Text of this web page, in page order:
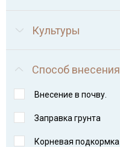
Культуры
Способ внесения
Внесение в почву.
Заправка грунта
Корневая подкормка